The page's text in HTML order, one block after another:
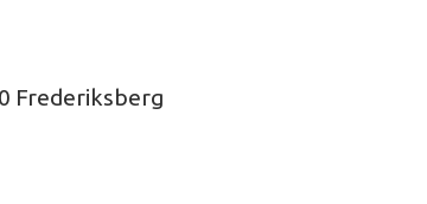
Frederiksberg